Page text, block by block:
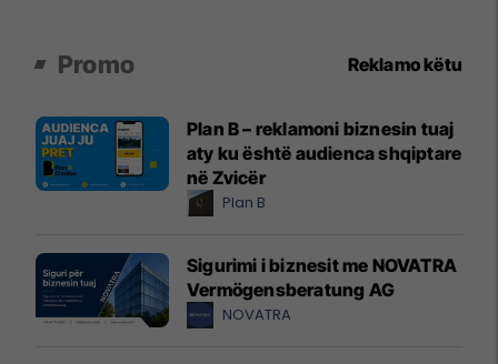
Promo Reklamo këtu
Plan B – reklamoni biznesin tuaj
aty ku është audienca shqiptare
në Zvicër
Plan B
Sigurimi i biznesit me NOVATRA
Vermögensberatung AG
NOVATRA